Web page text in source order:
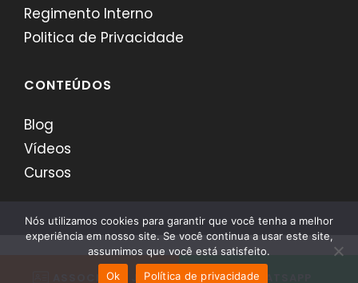
Regimento Interno
Politica de Privacidade
CONTEÚDOS
Blog
Vídeos
Cursos
APACAME - Desenvolvido porComerci
WHATSAPP
ASSOCIE-SE JÁ
Nós utilizamos cookies para garantir que você tenha a melhor
experiência em nosso site. Se você continua a usar este site,
assumimos que você está satisfeito.
Ok
Política de privacidade